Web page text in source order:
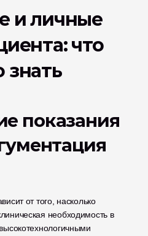
и личные
что
знать
показания
от того, насколько
необходимость в